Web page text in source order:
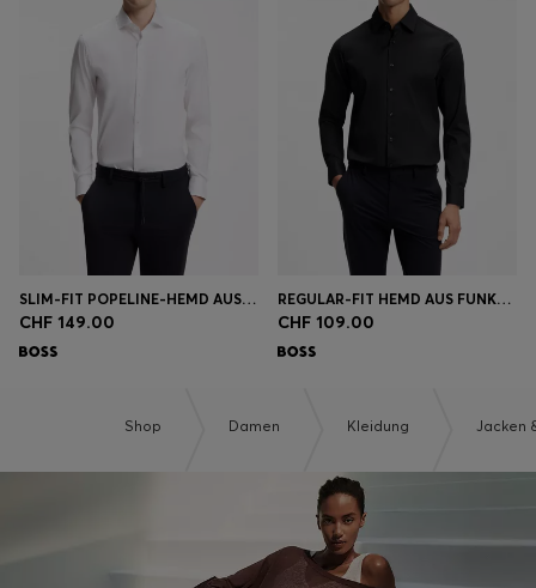
SLIM-FIT POPELINE-HEMD AUS BÜGELLEICHTEM BAUMWOLL-MIX
CHF 149.00
REGULAR-FIT HEMD AUS FUNKTIONALEM STRETCH-TWILL
CHF 109.00
Shop Damen Kleidung Jacken